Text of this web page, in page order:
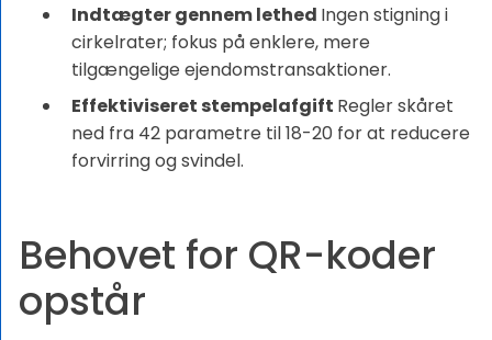
Indtægter gennem lethed Ingen stigning i
cirkelrater; fokus på enklere, mere
tilgængelige ejendomstransaktioner.
Effektiviseret stempelafgift Regler skåret
ned fra 42 parametre til 18-20 for at reducere
forvirring og svindel.
Behovet for QR-koder
opstår